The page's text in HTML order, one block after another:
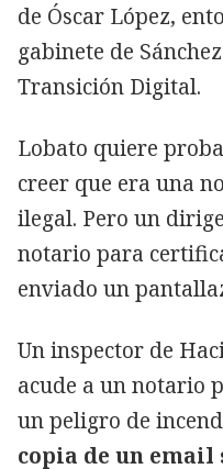
de Óscar López,
gabinete de
Transición Digital.
Lobato quiere
creer que era una
ilegal. Pero un
notario para
enviado un
Un inspector de
acude a un notario
un peligro de
copia de un email